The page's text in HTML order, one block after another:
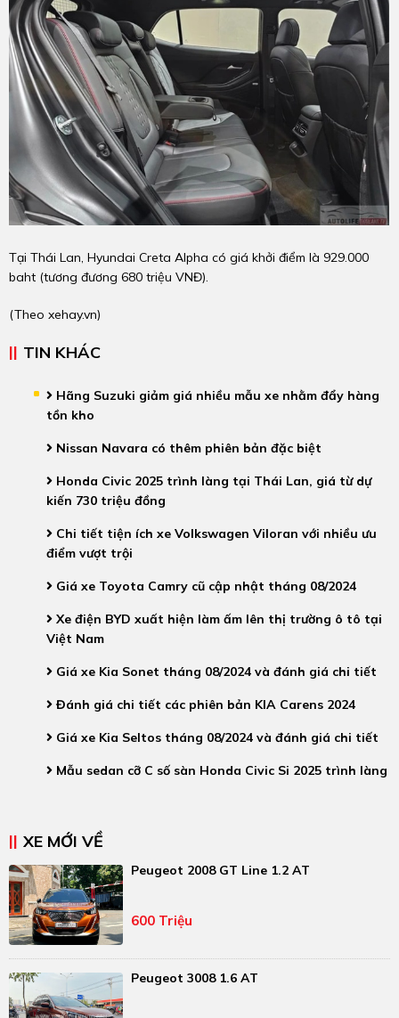
Tại Thái Lan, Hyundai Creta Alpha có giá khởi điểm là 929.000
baht (tương đương 680 triệu VNĐ).
(Theo xehay.vn)
TIN KHÁC
Hãng Suzuki giảm giá nhiều mẫu xe nhằm đẩy hàng
tồn kho
Nissan Navara có thêm phiên bản đặc biệt
Honda Civic 2025 trình làng tại Thái Lan, giá từ dự
kiến 730 triệu đồng
Chi tiết tiện ích xe Volkswagen Viloran với nhiều ưu
điểm vượt trội
Giá xe Toyota Camry cũ cập nhật tháng 08/2024
Xe điện BYD xuất hiện làm ấm lên thị trường ô tô tại
Việt Nam
Giá xe Kia Sonet tháng 08/2024 và đánh giá chi tiết
Đánh giá chi tiết các phiên bản KIA Carens 2024
Giá xe Kia Seltos tháng 08/2024 và đánh giá chi tiết
Mẫu sedan cỡ C số sàn Honda Civic Si 2025 trình làng
XE MỚI VỀ
Peugeot 2008 GT Line 1.2 AT
600 Triệu
Peugeot 3008 1.6 AT